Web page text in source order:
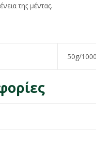
της μέντας.
50g/